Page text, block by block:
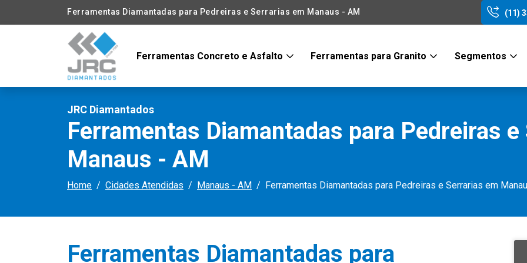
Ferramentas Diamantadas para Pedreiras e Serrarias em Manaus - AM (11)
Ferramentas Concreto e Asfalto Ferramentas para Granito Segmentos
JRC Diamantados
Ferramentas Diamantadas para Pedreiras
Manaus - AM
Home Cidades Atendidas Manaus - AM Ferramentas Diamantadas para Pedreiras e Serrarias em
Ferramentas Diamantadas para